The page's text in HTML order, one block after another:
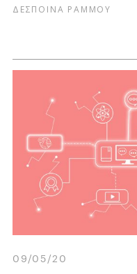
ΔΕΣΠΟΙΝΑ ΡΑΜΜΟΥ
09/05/20